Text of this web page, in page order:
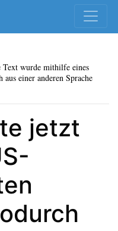
Text wurde mithilfe eines
einer anderen Sprache
jetzt